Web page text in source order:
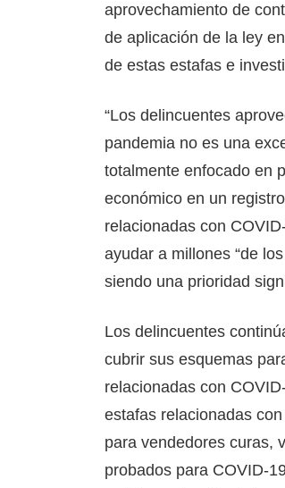
aprovechamiento de
de aplicación de la ley
de estas estafas e
“Los delincuentes
pandemia no es una
totalmente enfocado en
económico en un
relacionadas con
ayudar a millones “de
siendo una prioridad
Los delincuentes
cubrir sus esquemas
relacionadas con
estafas relacionadas
para vendedores curas,
probados para COVID-